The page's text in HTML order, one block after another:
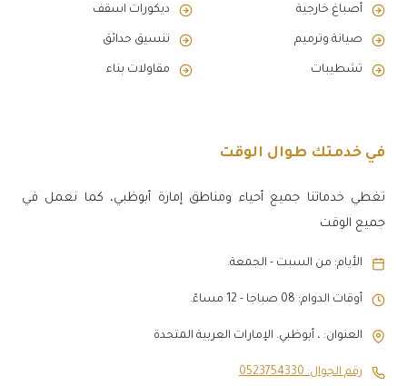
أصباغ خارجية ديكورات اسقف
صيانة وترميم تنسيق حدائق
تشطيبات مقاولات بناء
في خدمتك طوال الوقت
تغطي خدماتنا جميع أحياء ومناطق إمارة أبوظبي، كما نعمل في
جميع الوقت
الأيام: من السبت - الجمعة.
أوقات الدوام: 08 صباجا - 12 مساءً.
العنوان: ، أبوظبي. الإمارات العربية المتحدة
رقم الجوال: 0523754330